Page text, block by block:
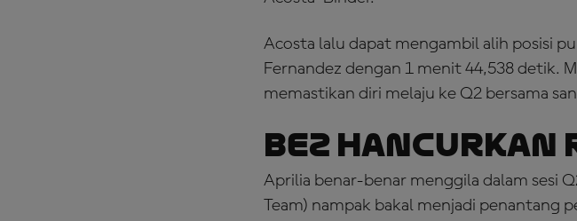
Acosta lalu dapat mengambil alih posisi
Fernandez dengan 1 menit 44,538 detik.
memastikan diri melaju ke Q2 bersama
Bez Hancurkan
Aprilia benar-benar menggila dalam sesi
Team) nampak bakal menjadi penantang